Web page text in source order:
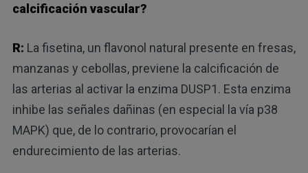
calcificación vascular?
R: La fisetina, un flavonol natural presente en fresas,
manzanas y cebollas, previene la calcificación de
las arterias al activar la enzima DUSP1. Esta enzima
inhibe las señales dañinas (en especial la vía p38
MAPK) que, de lo contrario, provocarían el
endurecimiento de las arterias.